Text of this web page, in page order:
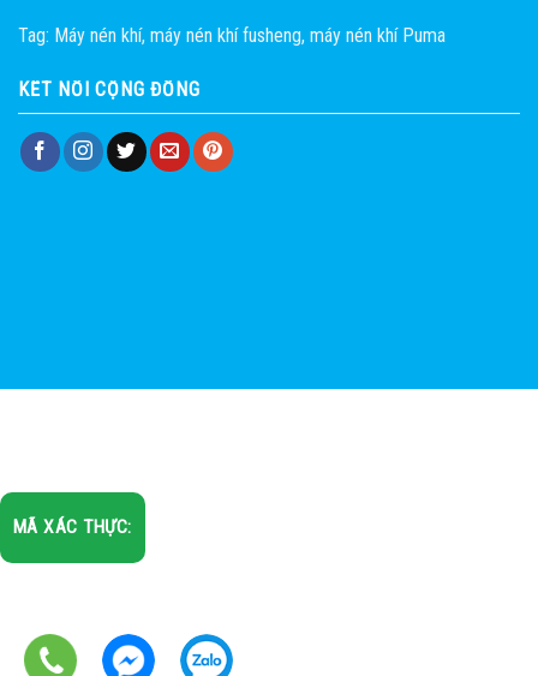
Tag: Máy nén khí, máy nén khí fusheng, máy nén khí Puma
KẾT NỐI CỘNG ĐỒNG
MÃ XÁC THỰC: